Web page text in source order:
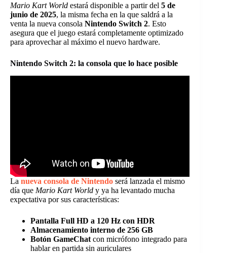
Mario Kart World estará disponible a partir del 5 de
junio de 2025, la misma fecha en la que saldrá a la
venta la nueva consola Nintendo Switch 2. Esto
asegura que el juego estará completamente optimizado
para aprovechar al máximo el nuevo hardware.
Nintendo Switch 2: la consola que lo hace posible
La nueva consola de Nintendo será lanzada el mismo
día que Mario Kart World y ya ha levantado mucha
expectativa por sus características:
Pantalla Full HD a 120 Hz con HDR
Almacenamiento interno de 256 GB
Botón GameChat con micrófono integrado para
hablar en partida sin auriculares